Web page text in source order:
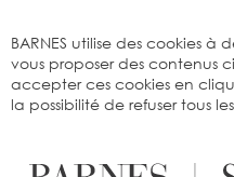
BARNES utilise des cookies
vous proposer des contenus
accepter ces cookies en
la possibilité de refuser tous